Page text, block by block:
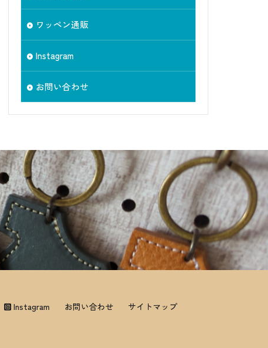
ワッペン通販
Instagram
お問い合わせ
Instagram お問い合わせ
サイトマップ